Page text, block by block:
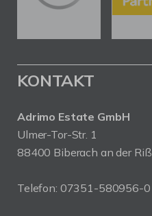
KONTAKT
Adrimo Estate GmbH
Ulmer-Tor-Str. 1
88400 Biberach an der Riß
Telefon: 07351-580956-0